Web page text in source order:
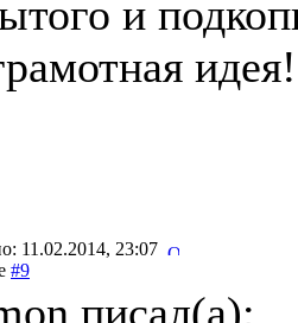
и
идея!
11.02.2014, 23:07
#9
писал(a):